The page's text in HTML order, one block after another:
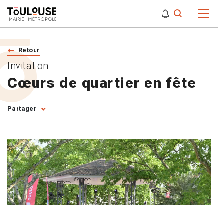
Retour
Cœurs de quartier en fête
Invitation
Partager